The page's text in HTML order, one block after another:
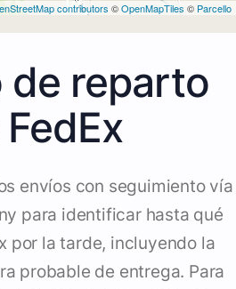
contributors ©OpenMapTiles © Parcello
de reparto
envíos con seguimiento vía
para identificar hasta qué
por la tarde, incluyendo la
probable de entrega. Para